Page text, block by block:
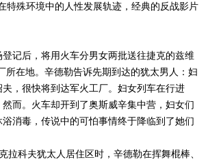
殊环境中的人性发展轨迹，经典的反战影片
记后，将用火车分男女两批送往捷克的兹维
在地。辛德勒告诉先期到达的犹太男人：妇
，很快将到达军火工厂。妇女列车在行进
而。火车却开到了奥斯威辛集中营，妇女们
消毒，传说中的可怕事情终于降临到了她们
拉科夫犹太人居住区时，辛德勒在挥舞棍棒、